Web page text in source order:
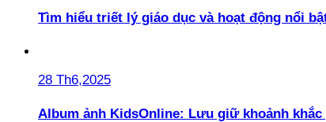
Tìm hiểu triết lý giáo dục và hoạt động nổi
28 Th6,2025
Album ảnh KidsOnline: Lưu giữ khoảnh